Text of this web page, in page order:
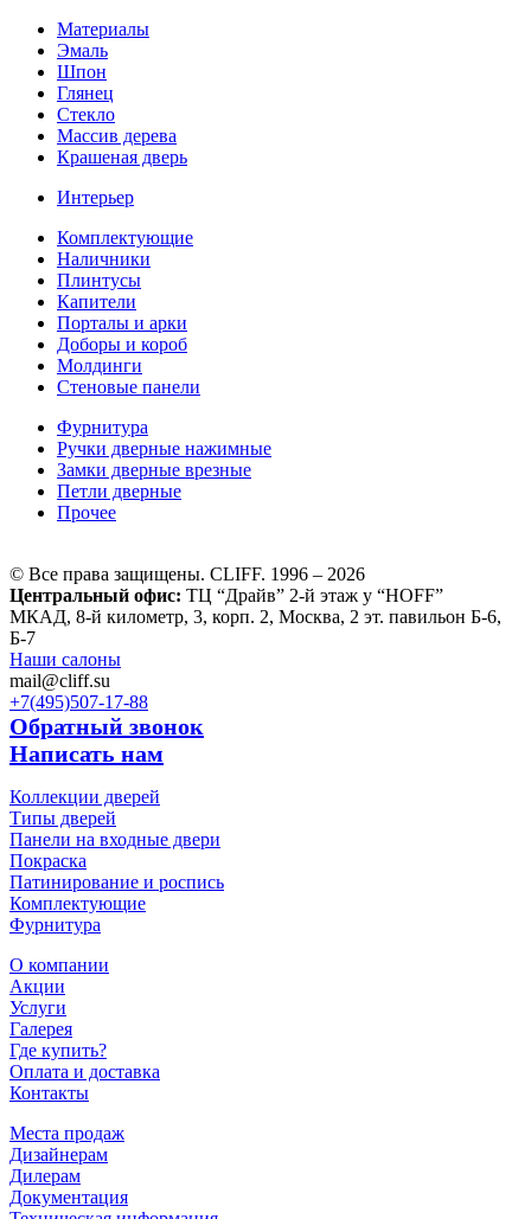
Материалы
Эмаль
Шпон
Глянец
Стекло
Массив дерева
Крашеная дверь
Интерьер
Комплектующие
Наличники
Плинтусы
Капители
Порталы и арки
Доборы и короб
Молдинги
Стеновые панели
Фурнитура
Ручки дверные нажимные
Замки дверные врезные
Петли дверные
Прочее
© Все права защищены. CLIFF. 1996 – 2026
Центральный офис: ТЦ “Драйв” 2-й этаж у “HOFF”
МКАД, 8-й километр, 3, корп. 2, Москва, 2 эт. павильон Б-6,
Б-7
Наши салоны
mail@cliff.su
+7(495)507-17-88
Обратный звонок
Написать нам
Коллекции дверей
Типы дверей
Панели на входные двери
Покраска
Патинирование и роспись
Комплектующие
Фурнитура
О компании
Акции
Услуги
Галерея
Где купить?
Оплата и доставка
Контакты
Места продаж
Дизайнерам
Дилерам
Документация